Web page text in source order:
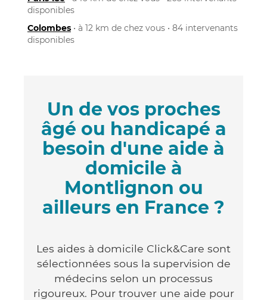
disponibles
Colombes • à 12 km de chez vous • 84 intervenants
disponibles
Un de vos proches
âgé ou handicapé a
besoin d'une aide à
domicile à
Montlignon ou
ailleurs en France ?
Les aides à domicile Click&Care sont
sélectionnées sous la supervision de
médecins selon un processus
rigoureux. Pour trouver une aide pour